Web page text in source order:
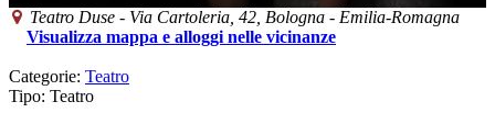
Teatro Duse - Via Cartoleria, 42, Bologna - Emilia-Romagna
Visualizza mappa e alloggi nelle vicinanze
Categorie: Teatro
Tipo: Teatro